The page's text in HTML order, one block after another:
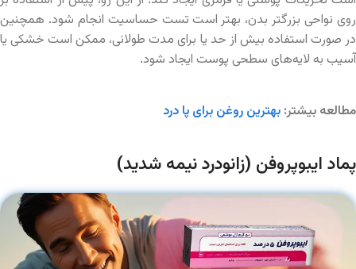
روی نواحی بزرگتر بدن، بهتر است تست حساسیت انجام شود. همچنین
در صورت استفاده بیش از حد یا برای مدت طولانی، ممکن است خشکی یا
آسیب به لایه‌های سطحی پوست ایجاد شود.
مطالعه بیشتر: بهترین روغن برای پا درد
پماد ایبوپروفن (زانودرد نیمه شدید)